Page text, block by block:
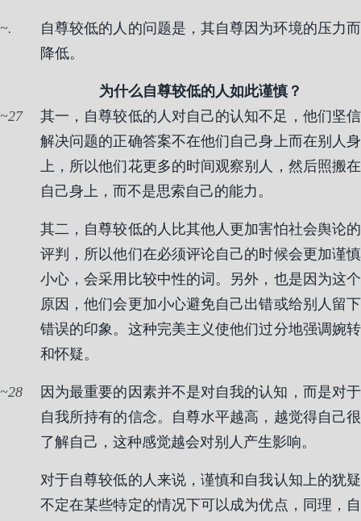
.
自尊较低的人的问题是，其自尊因为环境的压力而
降低。
为什么自尊较低的人如此谨慎？
27
其一，自尊较低的人对自己的认知不足，他们坚信
解决问题的正确答案不在他们自己身上而在别人身
上，所以他们花更多的时间观察别人，然后照搬在
自己身上，而不是思索自己的能力。
其二，自尊较低的人比其他人更加害怕社会舆论的
评判，所以他们在必须评论自己的时候会更加谨慎
小心，会采用比较中性的词。另外，也是因为这个
原因，他们会更加小心避免自己出错或给别人留下
错误的印象。这种完美主义使他们过分地强调婉转
和怀疑。
28
因为最重要的因素并不是对自我的认知，而是对于
自我所持有的信念。自尊水平越高，越觉得自己很
了解自己，这种感觉越会对别人产生影响。
对于自尊较低的人来说，谨慎和自我认知上的犹疑
不定在某些特定的情况下可以成为优点，同理，自